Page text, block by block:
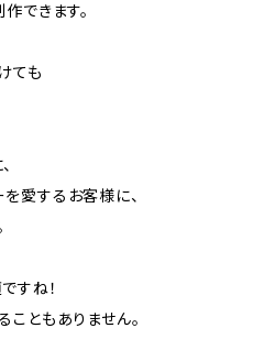
できます。
ても
愛するお客様に、
すね！
こともありません。